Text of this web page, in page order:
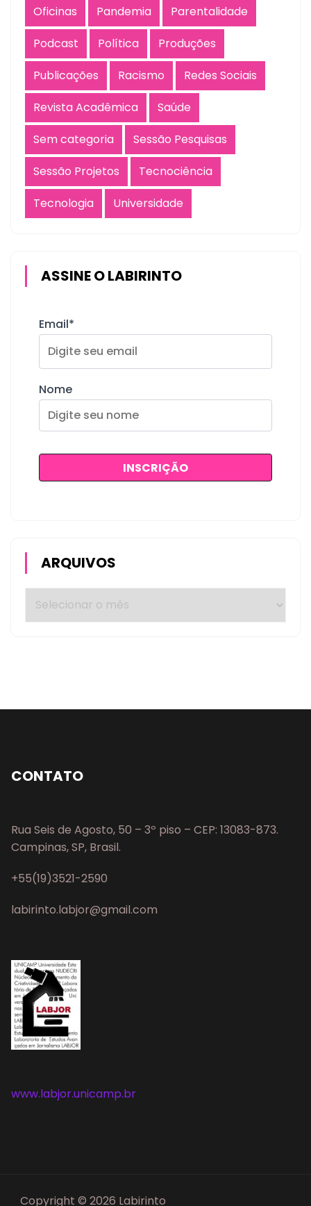
Oficinas
Pandemia
Parentalidade
Podcast
Política
Produções
Publicações
Racismo
Redes Sociais
Revista Acadêmica
Saúde
Sem categoria
Sessão Pesquisas
Sessão Projetos
Tecnociência
Tecnologia
Universidade
ASSINE O LABIRINTO
Email*
Nome
ARQUIVOS
CONTATO
Rua Seis de Agosto, 50 – 3º piso – CEP: 13083-873.
Campinas, SP, Brasil.
+55(19)3521-2590
labirinto.labjor@gmail.com
www.labjor.unicamp.br
Copyright © 2026 Labirinto